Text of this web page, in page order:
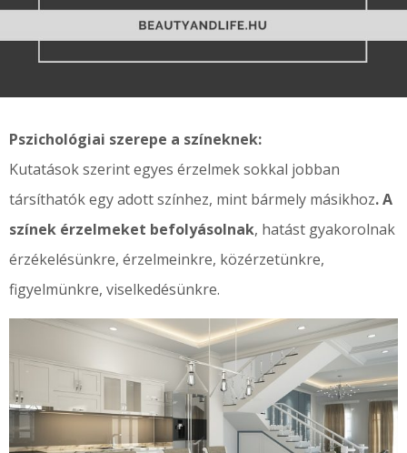
Pszichológiai szerepe a színeknek:
Kutatások szerint egyes érzelmek sokkal jobban
társíthatók egy adott színhez, mint bármely másikhoz. A
színek érzelmeket befolyásolnak, hatást gyakorolnak
érzékelésünkre, érzelmeinkre, közérzetünkre,
figyelmünkre, viselkedésünkre.